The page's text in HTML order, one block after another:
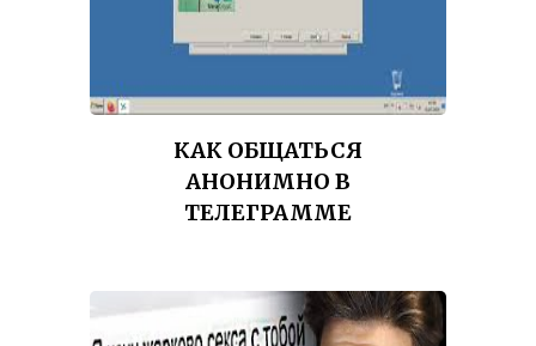
КАК ОБЩАТЬСЯ
АНОНИМНО В
ТЕЛЕГРАММЕ